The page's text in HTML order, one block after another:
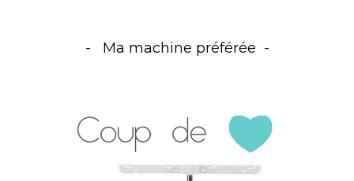
Ma machine préférée